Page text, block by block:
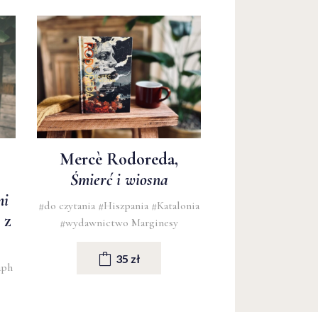
Mercè Rodoreda,
Śmierć i wiosna
#do czytania #Hiszpania #Katalonia
#wydawnictwo Marginesy
35 zł